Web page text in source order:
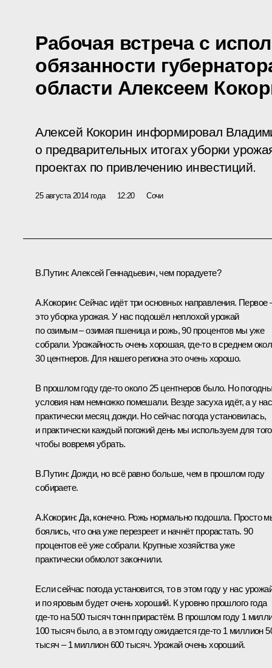
Рабочая встреча с
обязанности
области Алексеем
Алексей Кокорин информировал
о предварительных итогах уборки
проектах по привлечению инвестиций.
25 августа 2014 года 12:20 Сочи
В.Путин: Алексей Геннадьевич, чем порадуете?
А.Кокорин: Сейчас идёт три основных направления. Первое
это уборка урожая. У нас подошёл неплохой урожай
по озимым – озимая пшеница и рожь, 90 процентов мы уже
собрали. Урожайность очень хорошая, где‑то в среднем
30 центнеров. Для нашего региона это очень хорошо.
В прошлом году где‑то около 25 центнеров было. Но
условия нам немножко помешали. Везде засуха идёт, а у нас
практически месяц дожди. Но сейчас погода установилась,
и практически каждый погожий день мы используем для
чтобы вовремя убрать.
В.Путин: Дожди, но всё равно больше, чем в прошлом году
собираете.
А.Кокорин: Да, конечно. Рожь нормально подошла. Просто
боялись, что она уже перезреет и начнёт прорастать. 90
процентов её уже собрали. Крупные хозяйства уже
практически обмолот закончили.
Если сейчас погода установится, то в этом году у нас
и по яровым будет очень хороший. К уровню прошлого года
где‑то на 500 тысяч тонн прирастём. В прошлом году 1
100 тысяч было, а в этом году ожидается где‑то 1 миллион
тысяч – 1 миллион 600 тысяч. Урожай очень хороший.